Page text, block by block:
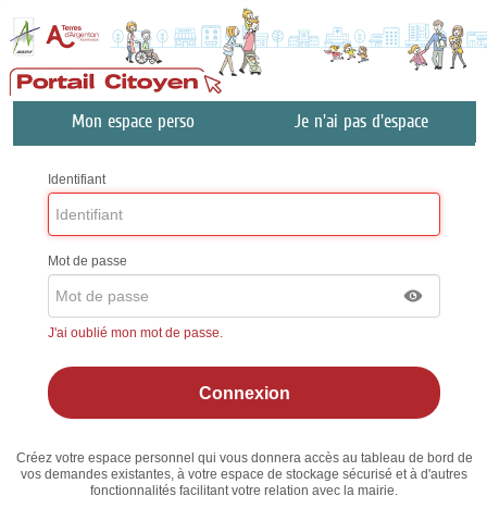
Mon espace perso Je n'ai pas d'espace
Identifiant
Mot de passe
J'ai oublié mon mot de passe.
Créez votre espace personnel qui vous donnera accès au tableau de bord de
vos demandes existantes, à votre espace de stockage sécurisé et à d'autres
fonctionnalités facilitant votre relation avec la mairie.